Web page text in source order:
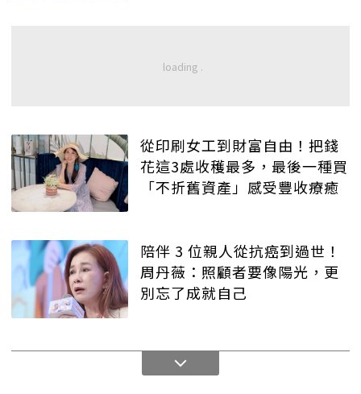
從印刷女工到財富自由！把錢
花這3處收穫最多，最後一種買
「不折舊資產」感受豐收療癒
陪伴 3 位親人從抗癌到過世！
周丹薇：照顧者要像陽光，更
別忘了成就自己